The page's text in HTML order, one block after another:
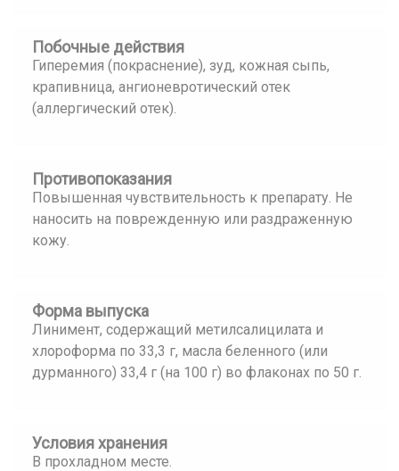
Побочные действия
Гиперемия (покраснение), зуд, кожная сыпь,
крапивница, ангионевротический отек
(аллергический отек).
Противопоказания
Повышенная чувствительность к препарату. Не
наносить на поврежденную или раздраженную
кожу.
Форма выпуска
Линимент, содержащий метилсалицилата и
хлороформа по 33,3 г, масла беленного (или
дурманного) 33,4 г (на 100 г) во флаконах по 50 г.
Условия хранения
В прохладном месте.